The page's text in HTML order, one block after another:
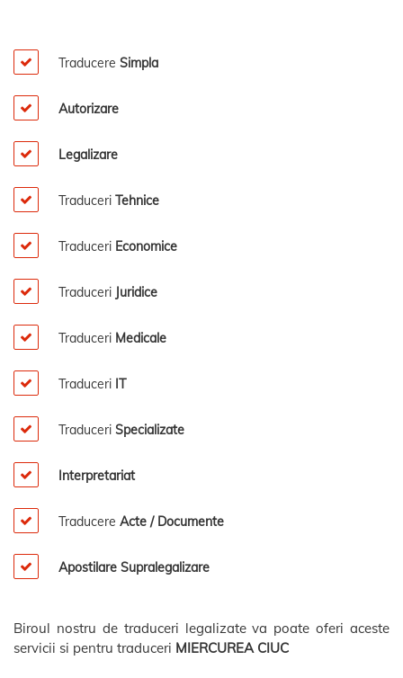
Traducere Simpla
Autorizare
Legalizare
Traduceri Tehnice
Traduceri Economice
Traduceri Juridice
Traduceri Medicale
Traduceri IT
Traduceri Specializate
Interpretariat
Traducere Acte / Documente
Apostilare Supralegalizare
Biroul nostru de traduceri legalizate va poate oferi aceste
servicii si pentru traduceri MIERCUREA CIUC